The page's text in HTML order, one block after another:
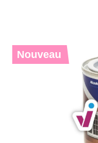
Nouveau